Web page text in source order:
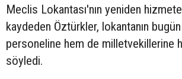
Meclis Lokantası'nın yeniden hizmete
kaydeden Öztürkler, lokantanın
personeline hem de milletvekillerine
söyledi.